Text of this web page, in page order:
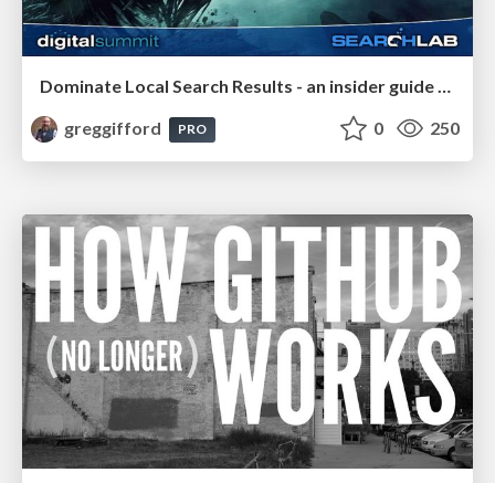
Dominate Local Search Results - an insider guide to GBP, reviews, and Local SEO
greggifford
PRO 0 250